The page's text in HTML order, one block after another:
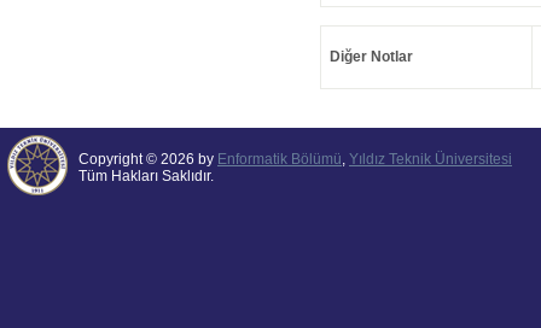
Diğer Notlar
Copyright © 2026 by Enformatik Bölümü, Yıldız Teknik Üniversitesi
Tüm Hakları Saklıdır.